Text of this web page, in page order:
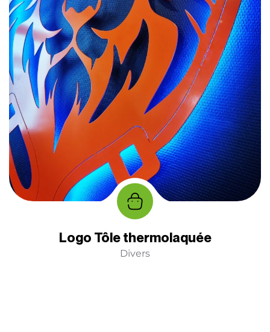
Logo Tôle thermolaquée
Divers